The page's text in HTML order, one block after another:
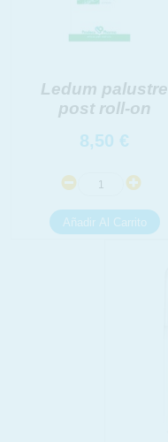
Ledum palustre
post roll-on
8,50 €
Derechos: